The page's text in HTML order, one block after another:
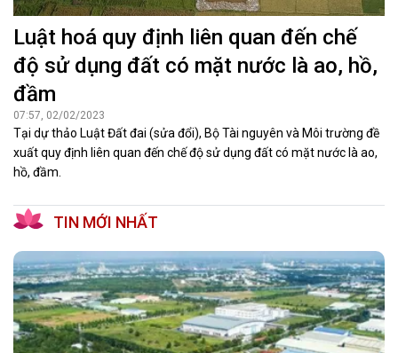
Luật hoá quy định liên quan đến chế
độ sử dụng đất có mặt nước là ao, hồ,
đầm
07:57, 02/02/2023
Tại dự thảo Luật Đất đai (sửa đổi), Bộ Tài nguyên và Môi trường đề
xuất quy định liên quan đến chế độ sử dụng đất có mặt nước là ao,
hồ, đầm.
TIN MỚI NHẤT